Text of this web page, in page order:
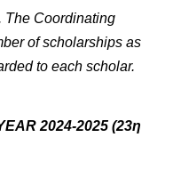
The Coordinating
of scholarships as
to each scholar.
2024-2025 (23η